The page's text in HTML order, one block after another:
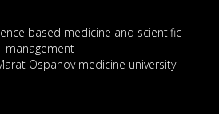
based medicine and scientific
management
Ospanov medicine university